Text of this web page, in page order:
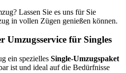
Lassen Sie es uns für Sie
in vollen Zügen genießen können.
Umzugsservice für Singles
ein spezielles Single-Umzugspaket
ist und ideal auf die Bedürfnisse